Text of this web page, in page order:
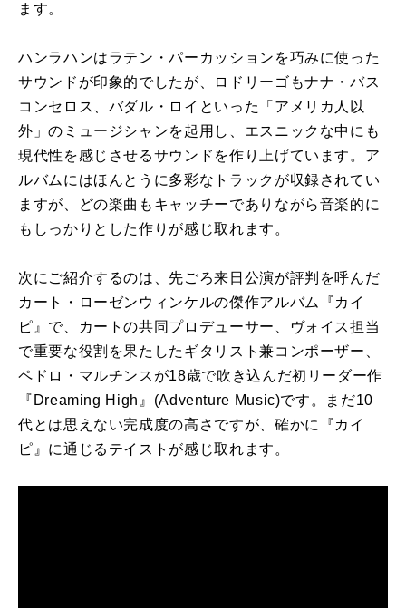
ます。
ハンラハンはラテン・パーカッションを巧みに使った
サウンドが印象的でしたが、ロドリーゴもナナ・バス
コンセロス、バダル・ロイといった「アメリカ人以
外」のミュージシャンを起用し、エスニックな中にも
現代性を感じさせるサウンドを作り上げています。ア
ルバムにはほんとうに多彩なトラックが収録されてい
ますが、どの楽曲もキャッチーでありながら音楽的に
もしっかりとした作りが感じ取れます。
次にご紹介するのは、先ごろ来日公演が評判を呼んだ
カート・ローゼンウィンケルの傑作アルバム『カイ
ピ』で、カートの共同プロデューサー、ヴォイス担当
で重要な役割を果たしたギタリスト兼コンポーザー、
ペドロ・マルチンスが18歳で吹き込んだ初リーダー作
『Dreaming High』(Adventure Music)です。まだ10
代とは思えない完成度の高さですが、確かに『カイ
ピ』に通じるテイストが感じ取れます。